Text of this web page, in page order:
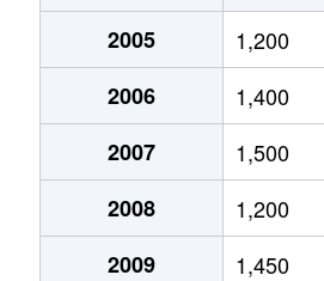
500万円
510万円
清住町
2,700万円
清住町
2,600万円
清住町
3,000万円
2005
1,200
2006
1,400
2007
1,500
2008
1,200
2009
1,450